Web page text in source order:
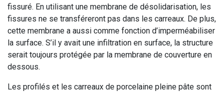
fissuré. En utilisant une membrane de désolidarisation, les
fissures ne se transféreront pas dans les carreaux. De plus,
cette membrane a aussi comme fonction d’imperméabiliser
la surface. S’il y avait une infiltration en surface, la structure
serait toujours protégée par la membrane de couverture en
dessous.
Les profilés et les carreaux de porcelaine pleine pâte sont